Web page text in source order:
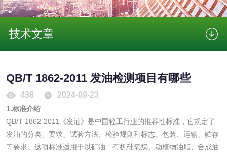
技术文章
QB/T 1862-2011 发油检测项目有哪些
438 2024-09-23
1.标准介绍
QB/T 1862-2011《发油》是中国轻工行业的推荐性标准，它规定了
发油的分类、要求、试验方法、检验规则和标志、包装、运输、贮存
等要求。这项标准适用于以矿油、有机硅氧烷、动植物油脂、合成油
伸缩警棍检测
非金属材料
光触媒检测